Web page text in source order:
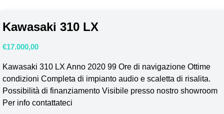
Kawasaki 310 LX
€17.000,00
Kawasaki 310 LX Anno 2020 99 Ore di navigazione Ottime
condizioni Completa di impianto audio e scaletta di risalita.
Possibilità di finanziamento Visibile presso nostro showroom
Per info contattateci